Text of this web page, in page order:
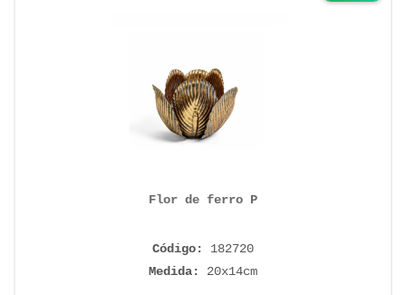
Flor de ferro P
Código: 182720
Medida: 20x14cm